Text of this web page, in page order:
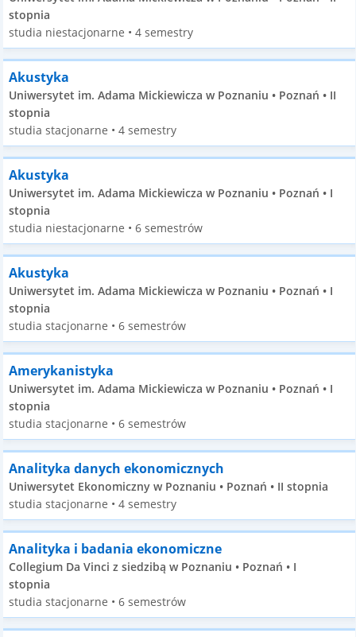
stopnia
studia niestacjonarne • 4 semestry
Akustyka
Uniwersytet im. Adama Mickiewicza w Poznaniu • Poznań • II
stopnia
studia stacjonarne • 4 semestry
Akustyka
Uniwersytet im. Adama Mickiewicza w Poznaniu • Poznań • I
stopnia
studia niestacjonarne • 6 semestrów
Akustyka
Uniwersytet im. Adama Mickiewicza w Poznaniu • Poznań • I
stopnia
studia stacjonarne • 6 semestrów
Amerykanistyka
Uniwersytet im. Adama Mickiewicza w Poznaniu • Poznań • I
stopnia
studia stacjonarne • 6 semestrów
Analityka danych ekonomicznych
Uniwersytet Ekonomiczny w Poznaniu • Poznań • II stopnia
studia stacjonarne • 4 semestry
Analityka i badania ekonomiczne
Collegium Da Vinci z siedzibą w Poznaniu • Poznań • I
stopnia
studia stacjonarne • 6 semestrów